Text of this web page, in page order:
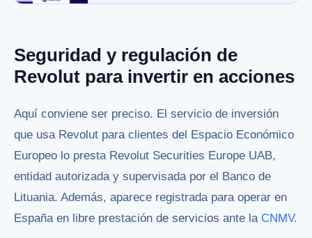
Seguridad y regulación de
Revolut para invertir en acciones
Aquí conviene ser preciso. El servicio de inversión
que usa Revolut para clientes del Espacio Económico
Europeo lo presta Revolut Securities Europe UAB,
entidad autorizada y supervisada por el Banco de
Lituania. Además, aparece registrada para operar en
España en libre prestación de servicios ante la CNMV.